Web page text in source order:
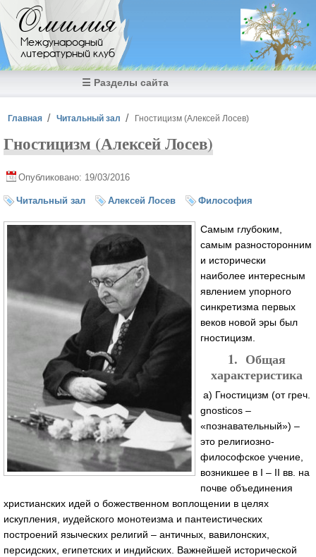
Перейти к основному содержанию
Омилия
Международный
литературный клуб
☰ Разделы сайта
Вы здесь
Главная Читальный зал Гностицизм (Алексей Лосев)
Гностицизм (Алексей Лосев)
Опубликовано: 19/03/2016
Читальный зал Алексей Лосев Философия
Самым глубоким,
самым разносторонним
и исторически
наиболее интересным
явлением упорного
синкретизма первых
веков новой эры был
гностицизм.
1. Общая
характеристика
а) Гностицизм (от греч.
gnosticos –
«познавательный») –
это религиозно-
философское учение,
возникшее в I – II вв. на
почве объединения
христианских идей о божественном воплощении в целях
искупления, иудейского монотеизма и пантеистических
построений языческих религий – античных, вавилонских,
персидских, египетских и индийских. Важнейшей исторической